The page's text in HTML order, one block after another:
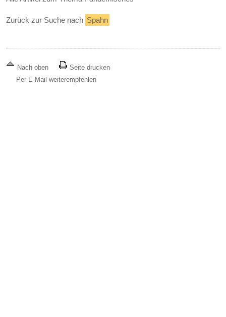
Zurück zur Suche nach Spahn
Nach oben
Seite drucken
Per E-Mail weiterempfehlen